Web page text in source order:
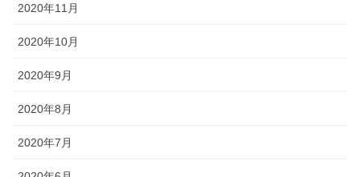
2020年11月
2020年10月
2020年9月
2020年8月
2020年7月